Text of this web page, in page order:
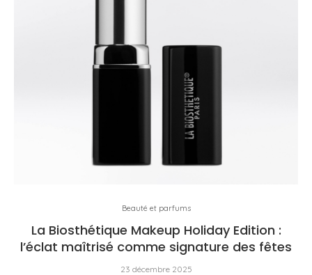
Beauté et parfums
La Biosthétique Makeup Holiday Edition :
l’éclat maîtrisé comme signature des fêtes
23 décembre 2025